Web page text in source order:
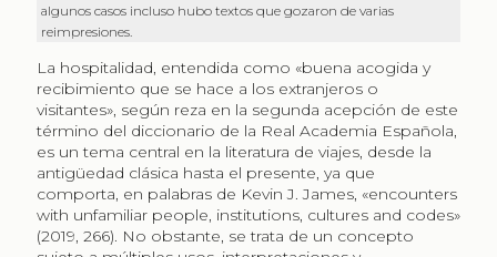
algunos casos incluso hubo textos que gozaron de varias
reimpresiones.
La hospitalidad, entendida como «buena acogida y
recibimiento que se hace a los extranjeros o
visitantes», según reza en la segunda acepción de este
término del diccionario de la Real Academia Española,
es un tema central en la literatura de viajes, desde la
antigüedad clásica hasta el presente, ya que
comporta, en palabras de Kevin J. James, «encounters
with unfamiliar people, institutions, cultures and codes»
(2019, 266). No obstante, se trata de un concepto